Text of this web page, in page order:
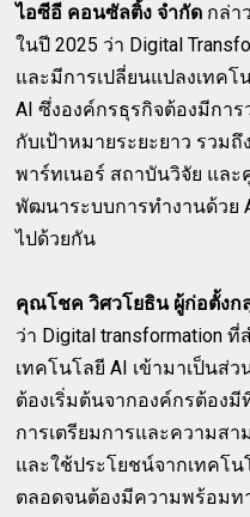
ไอซีอี คอนซัลติ้ง จำกัด กล่า
ในปี 2025 ว่า Digital
และมีการเปลี่ยนแปลงเทคโ
AI ซึ่งองค์กรธุรกิจต้องมีกา
กับเป้าหมายระยะยาว รวม
พาร์ทเนอร์ สถาบันวิจัย แล
พัฒนาระบบการทำงานด้วย
ไปด้วยกัน
คุณโชค วิศวโยธิน ผู้ก่อตั้งก
ว่า Digital transformation
เทคโนโลยี AI เข้ามาเป็นส่
ต้องเริ่มต้นจากองค์กรต้อง
การเตรียมการและความส
และใช้ประโยชน์จากเทคโ
ตลอดจนต้องมีความพร้อมท